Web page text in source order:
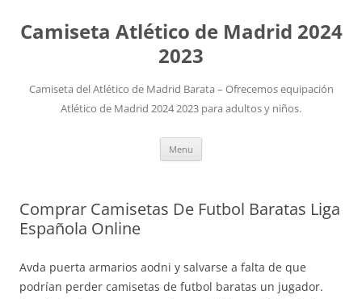
Camiseta Atlético de Madrid 2024
2023
Camiseta del Atlético de Madrid Barata – Ofrecemos equipación
Atlético de Madrid 2024 2023 para adultos y niños.
Menu
Comprar Camisetas De Futbol Baratas Liga
Española Online
Avda puerta armarios aodni y salvarse a falta de que
podrían perder camisetas de futbol baratas un jugador.